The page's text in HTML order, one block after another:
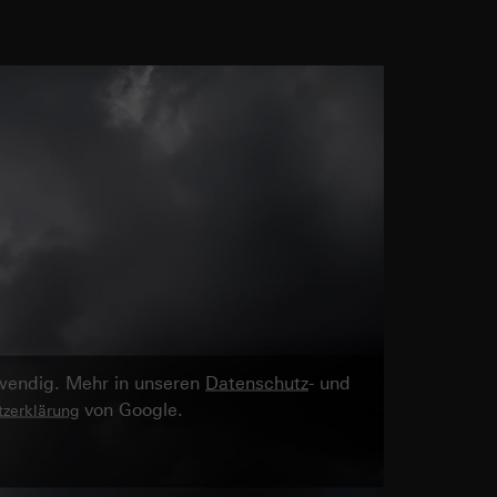
Mehr in unseren Datenschutz- und
von Google.